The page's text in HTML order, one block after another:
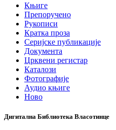
Књиге
Препоручено
Рукописи
Кратка проза
Серијске публикације
Документа
Црквени регистар
Каталози
Фотографије
Аудио књиге
Ново
Дигитална Библиотека Власотинце